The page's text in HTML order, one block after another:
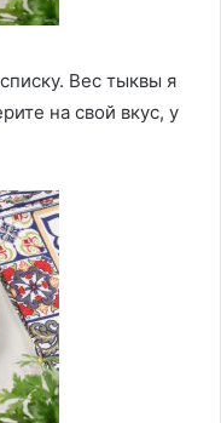
Вес тыквы я
на свой вкус, у